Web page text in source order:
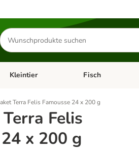
Produkte
suchen
Zubehör
Kategorie-Menü öffnen: Hundefutter &
Kleintier Kategorie-Menü
Fisch
Terra Felis Famousse 24 x 200 g
Felis
x 200 g